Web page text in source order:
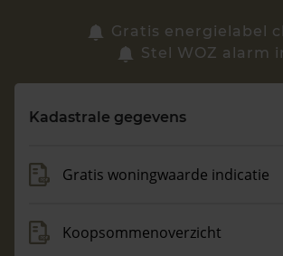
Vragen? Neem contact met ons op
088 220 4200
Gratis energielabel
Stel WOZ alarm
Kadastrale gegevens
Gratis woningwaarde indicatie
Koopsommenoverzicht